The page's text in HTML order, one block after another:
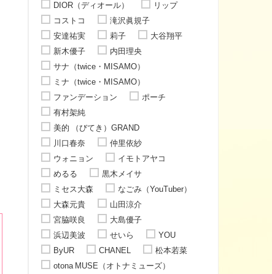
DIOR（ディオール）
リップ
コストコ
滝沢眞規子
安達祐実
莉子
大谷翔平
新木優子
内田理央
サナ（twice・MISAMO）
ミナ（twice・MISAMO）
ファンデーション
ポーチ
有村架純
美的 （びてき）GRAND
川口春奈
仲里依紗
ウォニョン
イモトアヤコ
めるる
黒木メイサ
ミセス大森
なごみ（YouTuber）
大森元貴
山田涼介
宮脇咲良
大島優子
浜辺美波
せいら
YOU
ByUR
CHANEL
松本若菜
otona MUSE（オトナミューズ）